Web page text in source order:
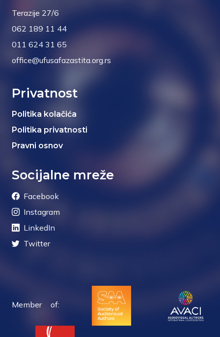
Terazije 27/6
062 189 11 44
011 624 31 65
office@ufusafazastita.org.rs
Privatnost
Politika kolačića
Politika privatnosti
Pravni osnov
Socijalne mreže
Facebook
Instagram
LinkedIn
Twitter
Member of: